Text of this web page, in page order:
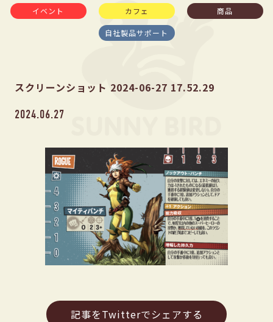
イベント カフェ 商品
自社製品サポート
スクリーンショット 2024-06-27 17.52.29
2024.06.27
記事をTwitterでシェアする